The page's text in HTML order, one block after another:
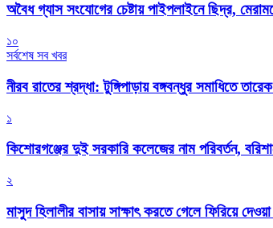
অবৈধ গ্যাস সংযোগের চেষ্টায় পাইপলাইনে ছিদ্র,
১০
সর্বশেষ সব খবর
নীরব রাতের শ্রদ্ধা: টুঙ্গিপাড়ায় বঙ্গবন্ধুর সমাধিতে
১
কিশোরগঞ্জের দুই সরকারি কলেজের নাম পরিবর্তন,
২
মাসুদ হিলালীর বাসায় সাক্ষাৎ করতে গেলে ফিরিয়ে